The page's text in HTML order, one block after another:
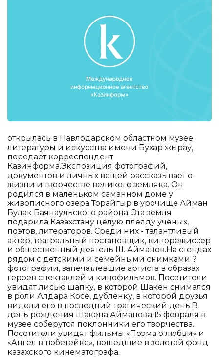
открылась в Павлодарском областном музее
литературы и искусства имени Бухар жырау,
передает корреспондент
Казинформа.Экспозиция фотографий,
документов и личных вещей рассказывает о
жизни и творчестве великого земляка. Он
родился в маленьком саманном доме у
живописного озера Торайгыр в урочище Айман
Булак Баянаульского района. Эта земля
подарила Казахстану целую плеяду ученых,
поэтов, литераторов. Среди них - талантливый
актер, театральный постановщик, кинорежиссер
и общественный деятель Ш. Айманов.На стендах
рядом с детскими и семейными снимками ?
фотографии, запечатлевшие артиста в образах
героев спектаклей и кинофильмов. Посетители
увидят лисью шапку, в которой Шакен снимался
в роли Алдара Косе, дубленку, в которой друзья
видели его в последний трагический день.В
день рождения Шакена Айманова 15 февраля в
музее соберутся поклонники его творчества.
Посетители увидят фильмы «Поэма о любви» и
«Ангел в тюбетейке», вошедшие в золотой фонд
казахского кинематографа.